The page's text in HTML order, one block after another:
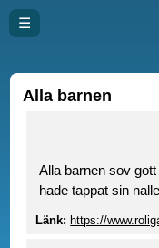
☰
Alla barnen
Alla barnen sov
hade tappat sin
Länk: https://